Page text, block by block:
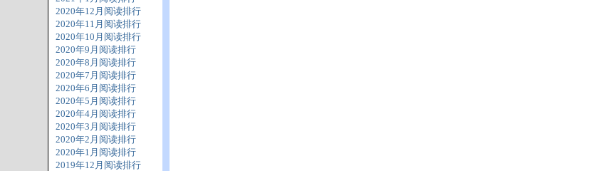
2020年12月阅读排行
2020年11月阅读排行
2020年10月阅读排行
2020年9月阅读排行
2020年8月阅读排行
2020年7月阅读排行
2020年6月阅读排行
2020年5月阅读排行
2020年4月阅读排行
2020年3月阅读排行
2020年2月阅读排行
2020年1月阅读排行
2019年12月阅读排行